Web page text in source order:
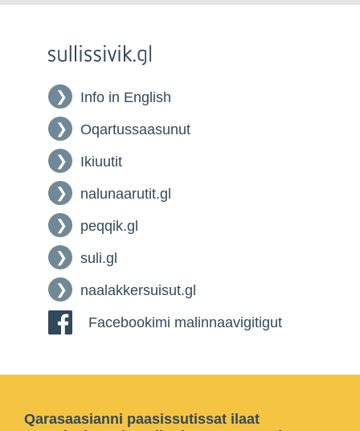
Info in English
Oqartussaasunut
Ikiuutit
nalunaarutit.gl
peqqik.gl
suli.gl
naalakkersuisut.gl
Facebookimi malinnaavigitigut
Qarasaasianni paasissutissat ilaat